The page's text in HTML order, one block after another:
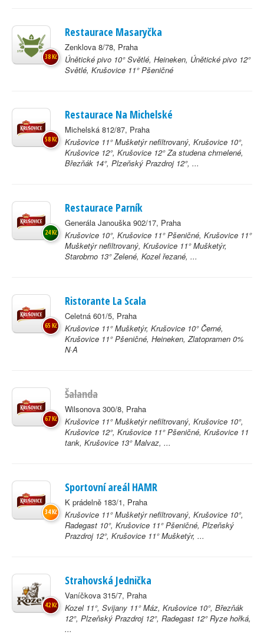
Restaurace Masaryčka
Zenklova 8/78, Praha
Únětické pivo 10° Světlé, Heineken, Únětické pivo 12°
Světlé, Krušovice 11° Pšeničné
38 Kč
Restaurace Na Michelské
Michelská 812/87, Praha
Krušovice 11° Mušketýr nefiltrovaný, Krušovice 10°,
Krušovice 12°, Krušovice 12° Za studena chmelené,
Březňák 14°, Plzeňský Prazdroj 12°, ...
58 Kč
Restaurace Parník
Generála Janouška 902/17, Praha
Krušovice 10°, Krušovice 11° Pšeničné, Krušovice 11°
Mušketýr nefiltrovaný, Krušovice 11° Mušketýr,
Starobrno 13° Zelené, Kozel řezané, ...
24 Kč
Ristorante La Scala
Celetná 601/5, Praha
Krušovice 11° Mušketýr, Krušovice 10° Černé,
Krušovice 11° Pšeničné, Heineken, Zlatopramen 0%
N·A
65 Kč
Šalanda
Wilsonova 300/8, Praha
Krušovice 11° Mušketýr nefiltrovaný, Krušovice 10°,
Krušovice 12°, Krušovice 11° Pšeničné, Krušovice 11
tank, Krušovice 13° Malvaz, ...
67 Kč
Sportovní areál HAMR
K prádelně 183/1, Praha
Krušovice 11° Mušketýr nefiltrovaný, Krušovice 10°,
Radegast 10°, Krušovice 11° Pšeničné, Plzeňský
Prazdroj 12°, Krušovice 11° Mušketýr, ...
34 Kč
Strahovská Jednička
Vaníčkova 315/7, Praha
Kozel 11°, Svijany 11° Máz, Krušovice 10°, Březňák
12°, Plzeňský Prazdroj 12°, Radegast 12° Ryze hořká,
...
42 Kč